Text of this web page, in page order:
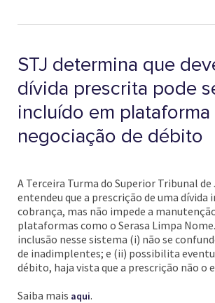
STJ determina que
dívida prescrita pode
incluído em plataforma
negociação de débito
A Terceira Turma do Superior Tribunal de
entendeu que a prescrição de uma dívida
cobrança, mas não impede a
plataformas como o Serasa Limpa
inclusão nesse sistema (i) não se
de inadimplentes; e (ii) possibilita
débito, haja vista que a prescrição não o
Saiba mais aqui.